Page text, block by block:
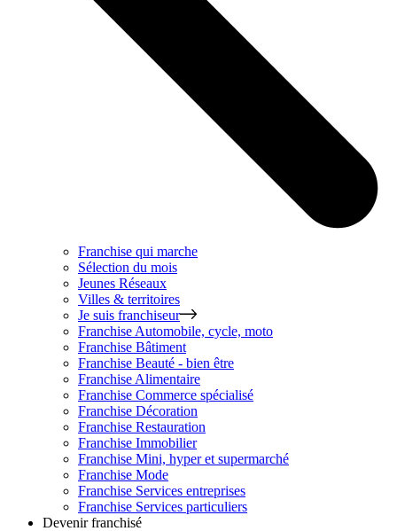
Franchise qui marche
Sélection du mois
Jeunes Réseaux
Villes & territoires
Je suis franchiseur
Franchise Automobile, cycle, moto
Franchise Bâtiment
Franchise Beauté - bien être
Franchise Alimentaire
Franchise Commerce spécialisé
Franchise Décoration
Franchise Restauration
Franchise Immobilier
Franchise Mini, hyper et supermarché
Franchise Mode
Franchise Services entreprises
Franchise Services particuliers
Devenir franchisé